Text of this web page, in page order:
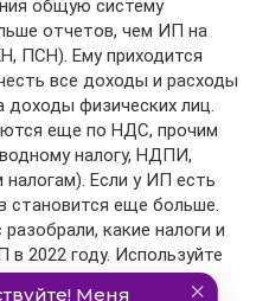
общую систему
отчетов, чем ИП на
ПСН). Ему приходится
все доходы и расходы
доходы физических лиц.
еще по НДС, прочим
налогу, НДПИ,
Если у ИП есть
становится еще больше.
какие налоги и
2022 году. Используйте